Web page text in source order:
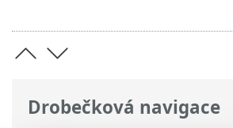
Drobečková navigace